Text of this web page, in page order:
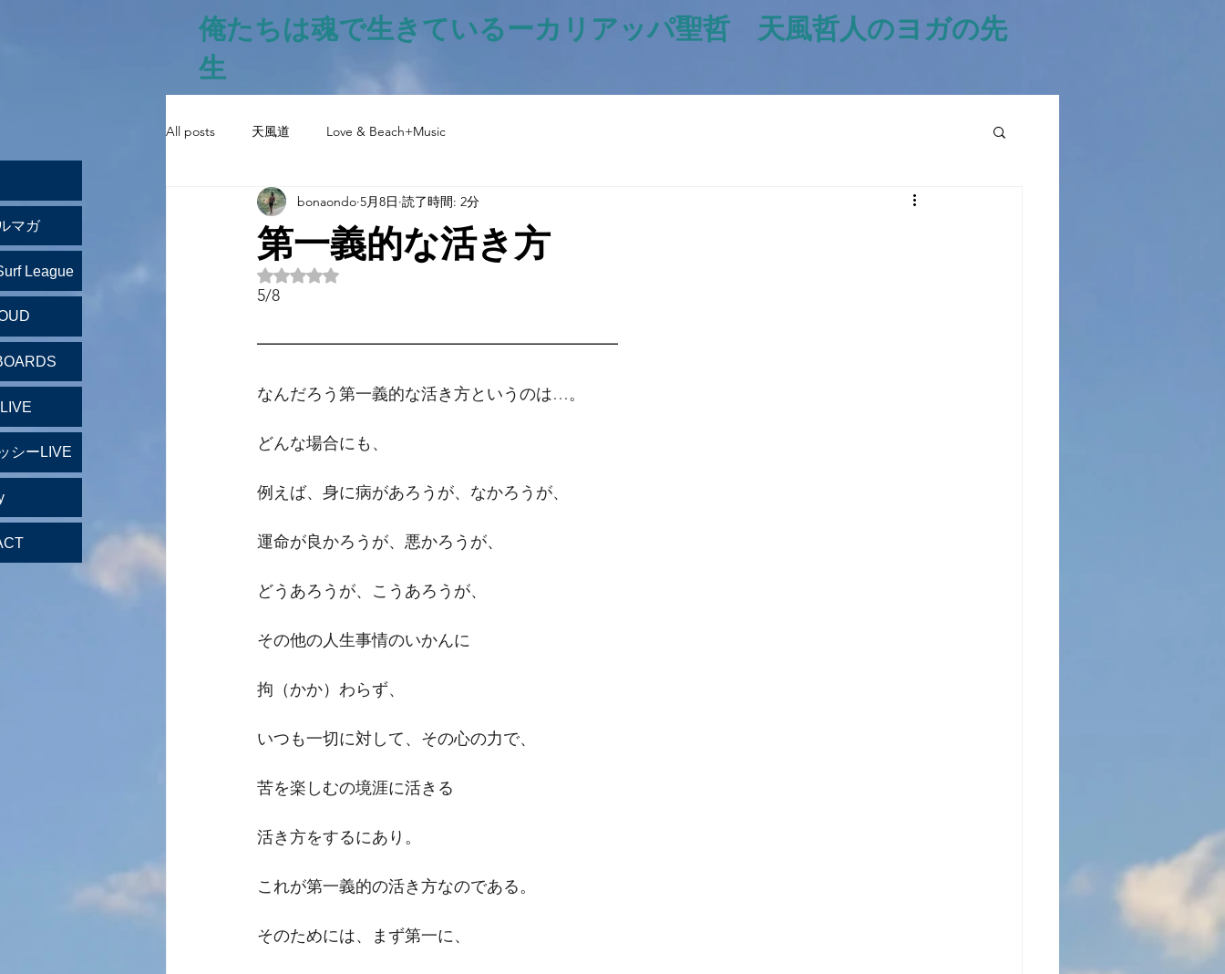
俺たちは魂で生きているー​カリアッパ聖哲 天風哲人のヨガの先
生
All posts 天風道 Love & Beach+Music
第一義的な活き方
bonaondo 5月8日 読了時間: 2分
5つ星のうちNaNと評価されています。
5/8
━━━━━━━━━━━━━━━━━━━━━━
なんだろう第一義的な活き方というのは…。
どんな場合にも、
例えば、身に病があろうが、なかろうが、
運命が良かろうが、悪かろうが、
どうあろうが、こうあろうが、
その他の人生事情のいかんに
拘（かか）わらず、
いつも一切に対して、その心の力で、
苦を楽しむの境涯に活きる
活き方をするにあり。
これが第一義的の活き方なのである。
そのためには、まず第一に、
マガ
League
シーLIVE